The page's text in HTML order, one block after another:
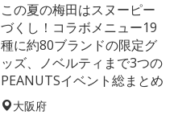
この夏の梅田はスヌーピー
づくし！コラボメニュー19
種に約80ブランドの限定グ
ッズ、ノベルティまで3つの
PEANUTSイベント総まとめ
大阪府